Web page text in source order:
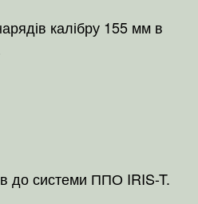
калібру 155 мм в
до системи ППО IRIS-T.